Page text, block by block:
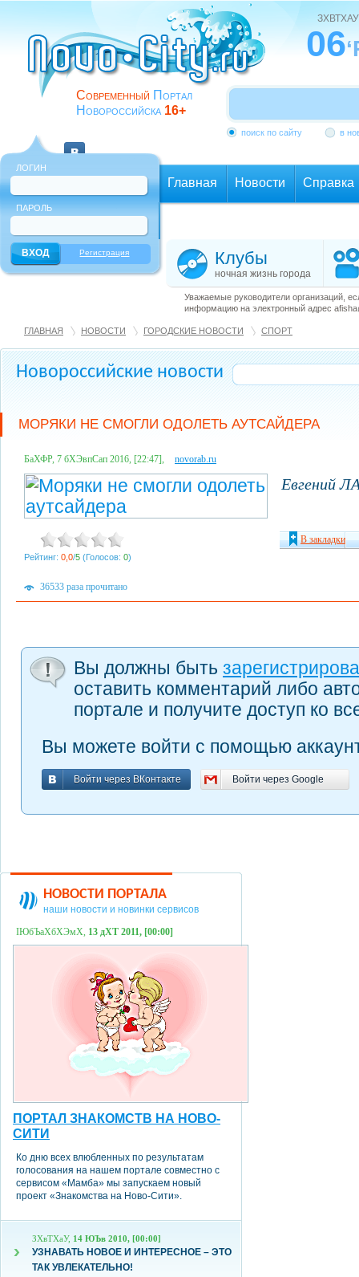
Современный Портал
Новороссийска 16+
ЗХВТХАУ
06
поиск по сайту в
ЛОГИН
ПАРОЛЬ
Регистрация
Главная Новости Справка
Клубы
ночная жизнь города
Уважаемые руководители организаций,
информацию на электронный адрес
ГЛАВНАЯ НОВОСТИ ГОРОДСКИЕ НОВОСТИ СПОРТ
Новороссийские новости
МОРЯКИ НЕ СМОГЛИ ОДОЛЕТЬ АУТСАЙДЕРА
БаХФР, 7 бХЭвпСап 2016, [22:47], novorab.ru
Евгений
Рейтинг: 0,0/5 (Голосов: 0)
В закладки
36533 раза прочитано
Вы должны быть
оставить комментарий либо
портале и получите доступ ко
Вы можете войти с помощью
Войти через ВКонтакте
Войти через ВКонтакте Войти через Google
Войти через Google
НОВОСТИ ПОРТАЛА
наши новости и новинки сервисов
ІЮбЪаХбХЭмХ, 13 дХТ 2011, [00:00]
ПОРТАЛ ЗНАКОМСТВ НА НОВО-
СИТИ
Ко дню всех влюбленных по результатам
голосования на нашем портале совместно с
сервисом «Мамба» мы запускаем новый
проект «Знакомства на Ново-Сити».
ЗХвТХаУ, 14 ЮЪв 2010, [00:00]
УЗНАВАТЬ НОВОЕ И ИНТЕРЕСНОЕ – ЭТО
ТАК УВЛЕКАТЕЛЬНО!